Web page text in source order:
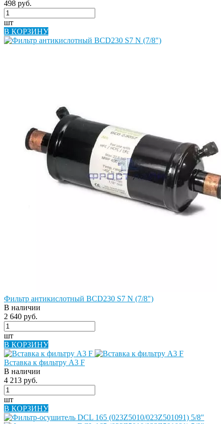
498 руб.
шт
В КОРЗИНУ
Фильтр антикислотный BCD230 S7 N (7/8")
В наличии
2 640 руб.
шт
В КОРЗИНУ
Вставка к фильтру A3 F
В наличии
4 213 руб.
шт
В КОРЗИНУ